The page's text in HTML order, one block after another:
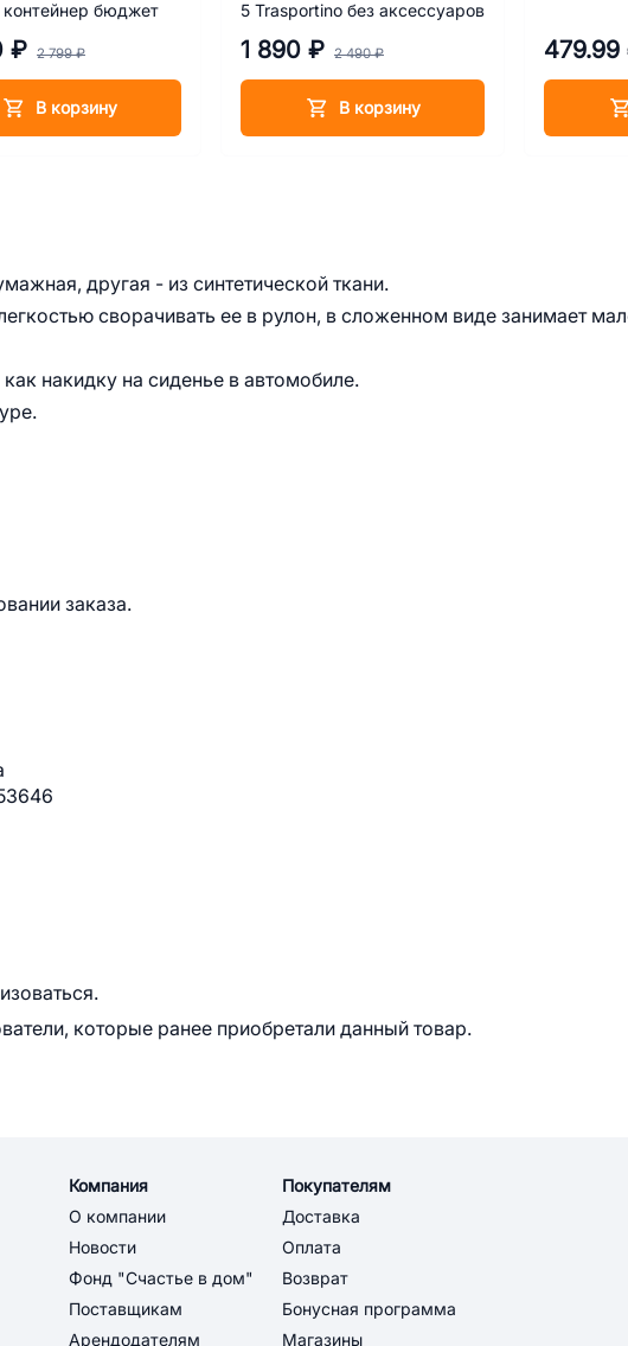
другая - из синтетической ткани.
сворачивать ее в рулон, в сложенном виде занимает
накидку на сиденье в автомобиле.
заказа.
контейнер бюджет
₽ 2 799 ₽
В корзину
5 Trasportino без аксессуаров
1 890 ₽ 2 490 ₽
В корзину
479.99
которые ранее приобретали данный товар.
Компания
О компании
Новости
Фонд "Счастье в дом"
Поставщикам
Арендодателям
Покупателям
Доставка
Оплата
Возврат
Бонусная программа
Магазины